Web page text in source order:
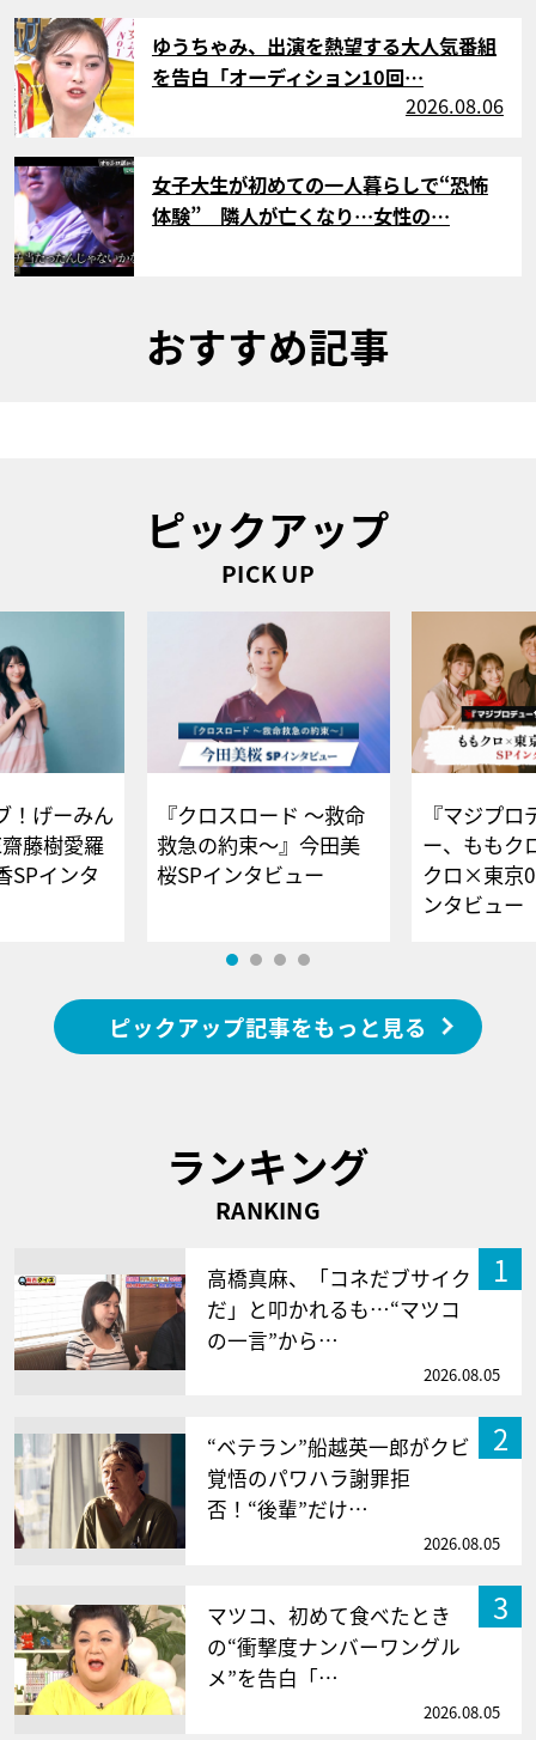
サムネイル
ゆうちゃみ、出演を熱望する大人気番組
を告白「オーディション10回…
2026.08.06
サムネイル
女子大生が初めての一人暮らしで“恐怖
体験” 隣人が亡くなり…女性の…
おすすめ記事
ピックアップ
PICK UP
！げーみん
藤樹愛羅
SPインタ
『クロスロード ～救命
救急の約束～』今田美
桜SPインタビュー
『マジプロ
ー、ももク
クロ×東京
ンタビュー
ピックアップ記事をもっと見る
ランキング
RANKING
1
高橋真麻、「コネだブサイク
だ」と叩かれるも…“マツコ
の一言”から…
2026.08.05
2
“ベテラン”船越英一郎がクビ
覚悟のパワハラ謝罪拒
否！“後輩”だけ…
2026.08.05
3
マツコ、初めて食べたとき
の“衝撃度ナンバーワングル
メ”を告白「…
2026.08.05